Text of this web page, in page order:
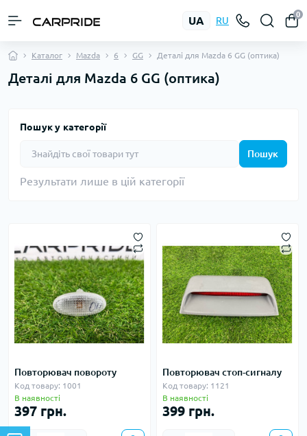
UA RU
0
Каталог Mazda 6 GG Деталі для Mazda 6 GG (оптика)
Деталі для Mazda 6 GG (оптика)
Пошук у категорії
Пошук
Результати лише в цій категорії
Повторювач повороту
Код товару: 1001
В наявності
397 грн.
Повторювач стоп-сигналу
Код товару: 1121
В наявності
399 грн.